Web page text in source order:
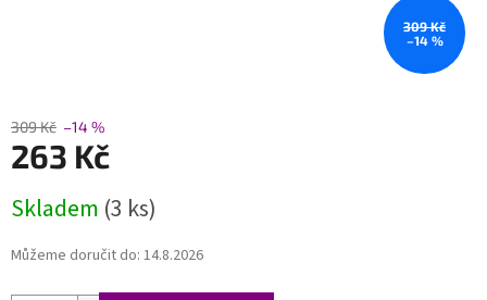
309 Kč
–14 %
309 Kč –14 %
263 Kč
cena:
Skladem (3 ks)
Můžeme doručit do: 14.8.2026